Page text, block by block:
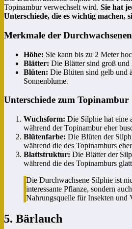
Topinambur verwechselt wird. Sie hat
Unterschiede, die es wichtig machen,
Merkmale der
Höhe: Sie kann bis zu 2 Meter
Blätter: Die Blätter sind groß und
Blüten: Die Blüten sind gelb und
Sonnenblume.
Unterschiede zum Topinambur
Wuchsform: Die Silphie hat eine
während der Topinambur eher
Blütenfarbe: Die Blüten der
während die des Topinamburs
Blattstruktur: Die Blätter der
während die des Topinamburs
Die Durchwachsene Silphie ist
interessante Pflanze, sondern
Nahrungsquelle für Insekten und
5. Bärlauch